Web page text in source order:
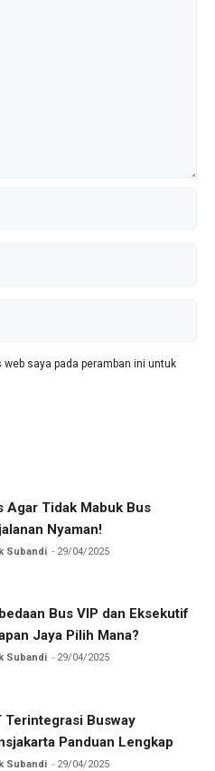
saya pada peramban ini untuk
Agar Tidak Mabuk Bus
Nyaman!
Subandi 29/04/2025
Bus VIP dan Eksekutif
Jaya Pilih Mana?
Subandi 29/04/2025
Terintegrasi Busway
Panduan Lengkap
Subandi 29/04/2025